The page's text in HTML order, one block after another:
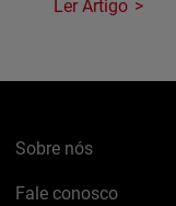
Ler Artigo
Sobre nós
Fale conosco